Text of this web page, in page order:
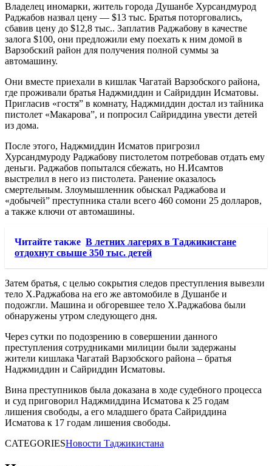
Владелец иномарки, житель города Душанбе Хурсандмурод
Раджабов назвал цену — $13 тыс. Братья поторговались,
сбавив цену до $12,8 тыс.. Заплатив Раджабову в качестве
залога $100, они предложили ему поехать к ним домой в
Варзобский район для получения полной суммы за
автомашину.
Они вместе приехали в кишлак Чагатай Варзобского района,
где проживали братья Наджмиддин и Сайриддин Исматовы.
Пригласив «гостя” в комнату, Наджмиддин достал из тайника
пистолет «Макарова”, и попросил Сайриддина увести детей
из дома.
После этого, Наджмиддин Исматов пригрозил
Хурсандмуроду Раджабову пистолетом потребовав отдать ему
деньги. Раджабов попытался сбежать, но Н.Исамтов
выстрелил в него из пистолета. Ранение оказалось
смертельным. Злоумышленник обыскал Раджабова и
«добычей” преступника стали всего 460 сомони 25 долларов,
а также ключи от автомашины.
Читайте также В летних лагерях в Таджикистане
отдохнут свыше 350 тыс. детей
Затем братья, с целью сокрытия следов преступления вывезли
тело Х.Раджабова на его же автомобиле в Душанбе и
подожгли. Машина и обгоревшее тело Х.Раджабова были
обнаружены утром следующего дня.
Через сутки по подозрению в совершении данного
преступления сотрудниками милиции были задержаны
жители кишлака Чагатай Варзобского района – братья
Наджмиддин и Сайриддин Исматовы.
Вина преступников была доказана в ходе судебного процесса
и суд приговорил Наджмиддина Исматова к 25 годам
лишения свободы, а его младшего брата Сайриддина
Исматова к 17 годам лишения свободы.
CATEGORIESНовости Таджикистана